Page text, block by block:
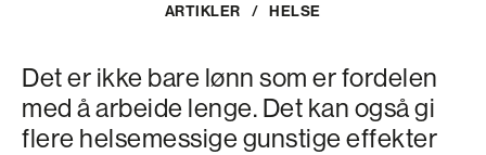
ARTIKLER / HELSE
Det er ikke bare lønn som er fordelen
med å arbeide lenge. Det kan også gi
flere helsemessige gunstige effekter